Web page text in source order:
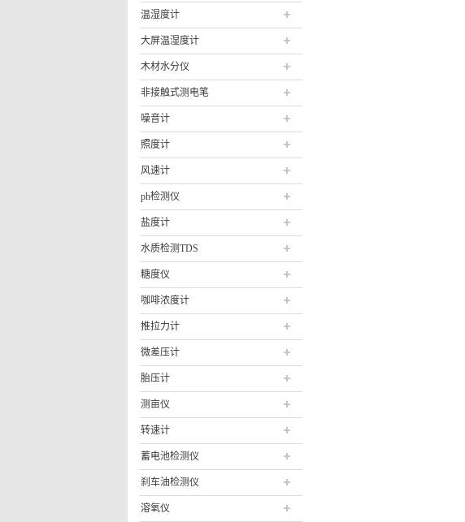
温湿度计
大屏温湿度计
木材水分仪
非接触式测电笔
噪音计
照度计
风速计
ph检测仪
盐度计
水质检测TDS
糖度仪
咖啡浓度计
推拉力计
微差压计
胎压计
测亩仪
转速计
蓄电池检测仪
刹车油检测仪
溶氧仪